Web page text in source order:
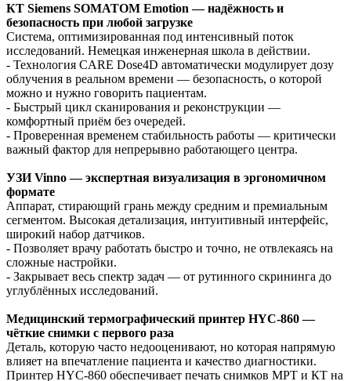
КТ Siemens SOMATOM Emotion — надёжность и
безопасность при любой загрузке
Система, оптимизированная под интенсивный поток
исследований. Немецкая инженерная школа в действии.
- Технология CARE Dose4D автоматически модулирует дозу
облучения в реальном времени — безопасность, о которой
можно и нужно говорить пациентам.
- Быстрый цикл сканирования и реконструкции —
комфортный приём без очередей.
- Проверенная временем стабильность работы — критически
важный фактор для непрерывно работающего центра.
УЗИ Vinno — экспертная визуализация в эргономичном
формате
Аппарат, стирающий грань между средним и премиальным
сегментом. Высокая детализация, интуитивный интерфейс,
широкий набор датчиков.
- Позволяет врачу работать быстро и точно, не отвлекаясь на
сложные настройки.
- Закрывает весь спектр задач — от рутинного скрининга до
углублённых исследований.
Медицинский термографический принтер HYC-860 —
чёткие снимки с первого раза
Деталь, которую часто недооценивают, но которая напрямую
влияет на впечатление пациента и качество диагностики.
Принтер HYC-860 обеспечивает печать снимков МРТ и КТ на